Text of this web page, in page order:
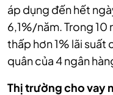
áp dụng đến hết
6,1%/năm. Trong
thấp hơn 1% lãi suất
quân của 4 ngân
Thị trường cho vay